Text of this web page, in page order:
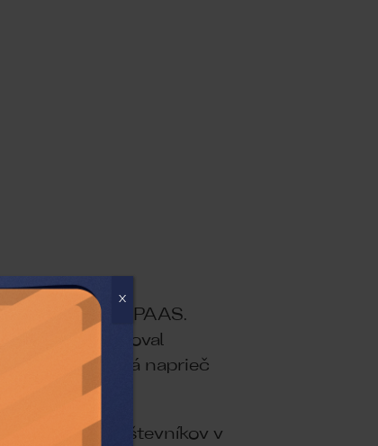
v zónach PAAS.
obmedzoval
pravidlá naprieč
pre návštevníkov v
X